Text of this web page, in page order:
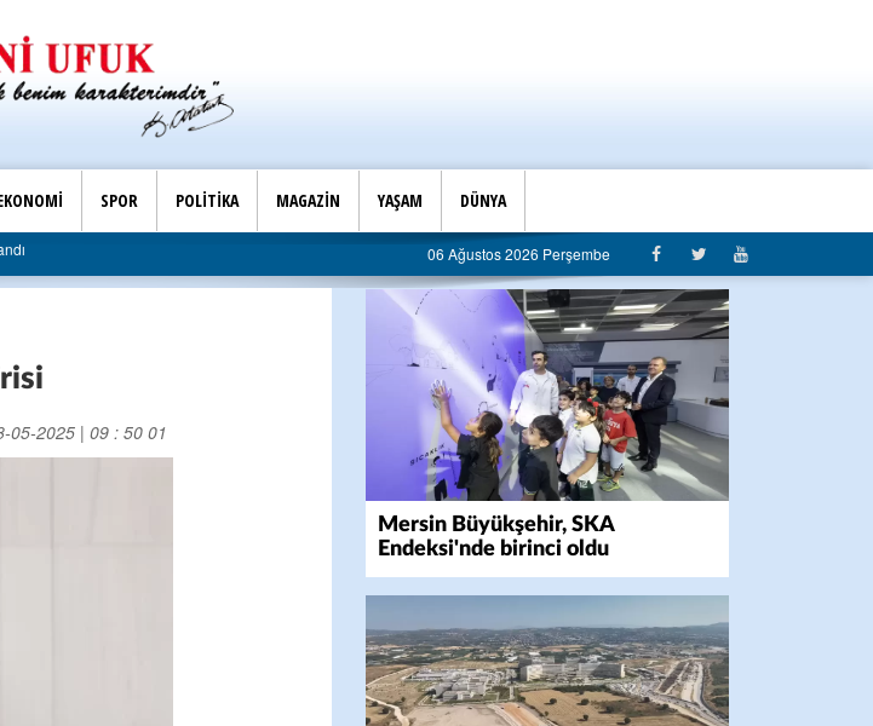
SPOR POLİTİKA MAGAZİN YAŞAM DÜNYA
AK Parti Ereğli İlçe Başkanlığı’ndan belediyeye sert eleştiri: “Algı siyaseti değil, hizmet belediyeciliği”
06 Ağustos 2026 Perşembe
05-2025 | 09 : 50 01
Mersin Büyükşehir, SKA
Endeksi'nde birinci oldu